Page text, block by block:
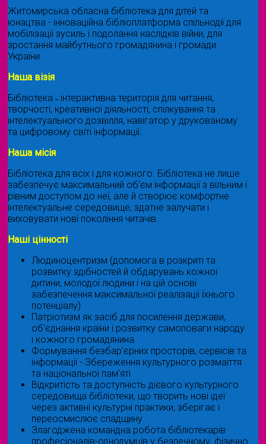
Житомирська обласна бібліотека для дітей та
юнацтва - інноваційна бібліоплатформа спільнодії для
мобілізації зусиль і подолання наслідків війни, для
зростання майбутнього громадянина і громади
України.
Наша візія
Бібліотека ˗ інтерактивна територія для читання,
творчості, креативної діяльності, спілкування та
інтелектуального дозвілля, навігатор у друкованому
та цифровому світі інформації.
Наша місія
Бібліотека для всіх і для кожного. Бібліотека не лише
забезпечує максимальний об'єм інформації з вільним і
рівним доступом до неї, але й створює комфортне
інтелектуальне середовище, здатне залучати і
виховувати нові покоління читачів.
Наші цінності
Людиноцентризм (допомога в розкриті та
розвитку здібностей й обдарувань кожної
дитини, молодої людини і на цій основі
забезпечення максимальної реалізації їхнього
потенціалу)
Патріотизм як засіб для посилення держави,
об'єднання країни і розвитку самоповаги народу
і кожного громадянина
Формування безбар’єрних просторів, сервісів та
інформації - Збереження культурного розмаїття
та національної пам’яті
Відкритість та доступність дієвого культурного
середовища бібліотеки, що творить нові ідеї
через активні культурні практики, зберігає і
переосмислює спадщину
Злагоджена командна робота бібліотекарів
професіоналів-однодумців у безпечному, фізично